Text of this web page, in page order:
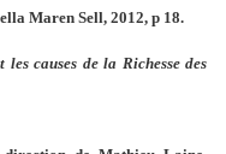
Maren Sell, 2012, p 18.
causes de la Richesse des